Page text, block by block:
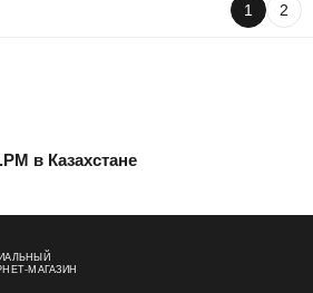
1 2
в Казахстане
МАГАЗИН